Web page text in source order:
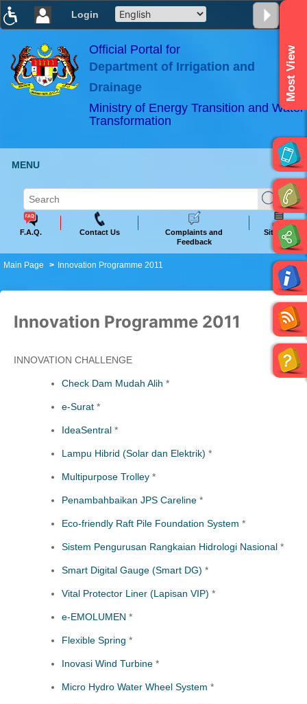
Login
×
ABeeZee
Official Portal for
Department of Irrigation and
Drainage
Ministry of Energy Transition and Water
Transformation
Most View
MENU
F.A.Q. Contact Us
Complaints and
Feedback
Sitemap
Main Page Innovation Programme 2011​
Innovation Programme 2011​
INNOVATION CHALLENGE
Check Dam Mudah Alih *
e-Surat *
IdeaSentral *
Lampu Hibrid (Solar dan Elektrik) *
Multipurpose Trolley *
Penambahbaikan JPS Careline *
Eco-friendly Raft Pile Foundation System *
Sistem Pengurusan Rangkaian Hidrologi Nasional *
Smart Digital Gauge (Smart DG) *
Vital Protector Liner (Lapisan VIP) *
e-EMOLUMEN *
Flexible Spring *
Inovasi Wind Turbine *
Micro Hydro Water Wheel System *